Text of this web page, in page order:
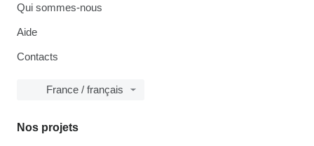
Qui sommes-nous
Aide
Contacts
France / français
Nos projets